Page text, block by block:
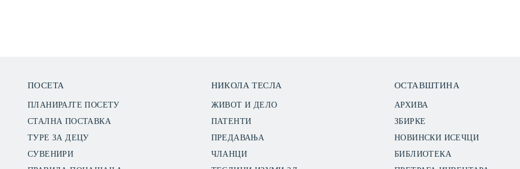
ПОСЕТА
ПЛАНИРАЈТЕ ПОСЕТУ
СТАЛНА ПОСТАВКА
ТУРЕ ЗА ДЕЦУ
СУВЕНИРИ
НИКОЛА ТЕСЛА
ЖИВОТ И ДЕЛО
ПАТЕНТИ
ПРЕДАВАЊА
ЧЛАНЦИ
ОСТАВШТИНА
АРХИВА
ЗБИРКЕ
НОВИНСКИ ИСЕЧЦИ
БИБЛИОТЕКА